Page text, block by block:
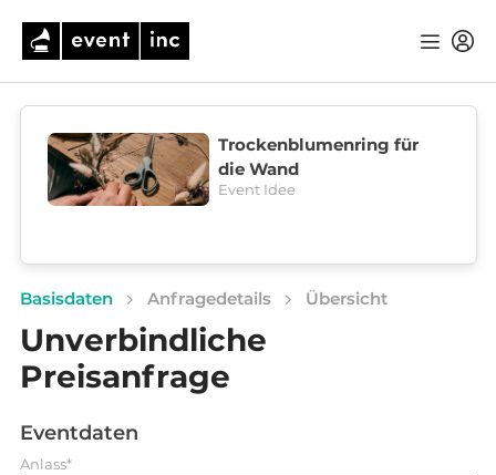
Trockenblumenring für
die Wand
Event Idee
Basisdaten Anfragedetails Übersicht
Unverbindliche
Preisanfrage
Eventdaten
Anlass*